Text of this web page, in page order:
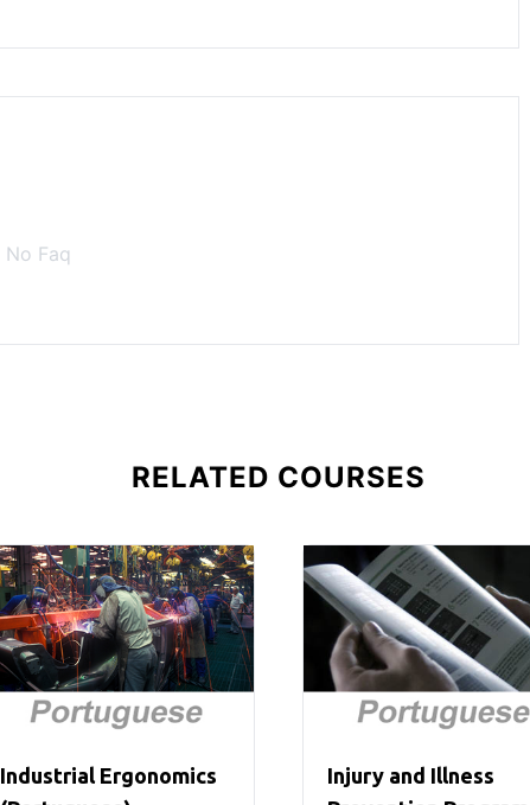
No Faq
RELATED COURSES
Industrial Ergonomics
Injury and Illness